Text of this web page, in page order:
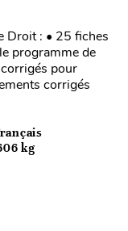
Droit : • 25 fiches
programme de
corrigés pour
corrigés
kg